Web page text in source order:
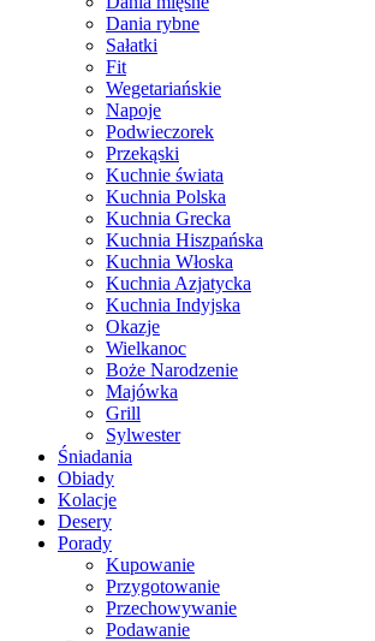
Dania rybne
Sałatki
Fit
Wegetariańskie
Napoje
Podwieczorek
Przekąski
Kuchnie świata
Kuchnia Polska
Kuchnia Grecka
Kuchnia Hiszpańska
Kuchnia Włoska
Kuchnia Azjatycka
Kuchnia Indyjska
Okazje
Wielkanoc
Boże Narodzenie
Majówka
Grill
Sylwester
Śniadania
Obiady
Kolacje
Desery
Porady
Kupowanie
Przygotowanie
Przechowywanie
Podawanie